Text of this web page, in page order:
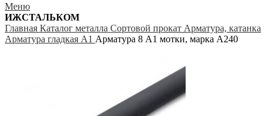
Меню
ИЖСТАЛЬКОМ
Главная Каталог металла Сортовой прокат Арматура, катанка
Арматура гладкая А1 Арматура 8 А1 мотки, марка А240